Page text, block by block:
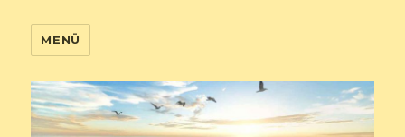
MENÜ